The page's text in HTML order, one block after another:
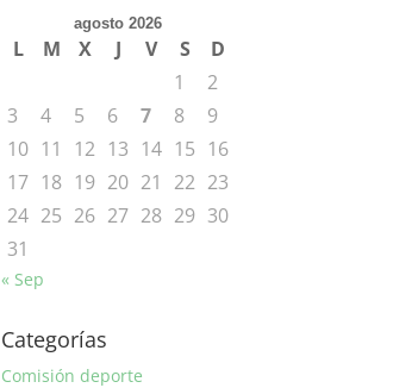
agosto 2026
L M X J V S
D
1
2
3
4 5 6 7 8
9
10 11 12 13 14 15 16
17 18 19 20 21 22 23
24 25 26 27 28 29 30
31
« Sep
Categorías
Comisión deporte